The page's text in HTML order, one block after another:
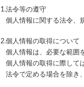
1.法令等の遵守
個人情報に関する法令、
2.個人情報の取得について
個人情報は、必要な範囲
個人情報の取得に際して
法令で定める場合を除き